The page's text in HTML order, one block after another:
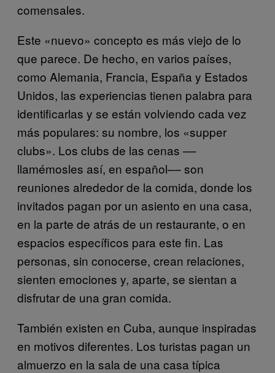
comensales.
Este «nuevo» concepto es más viejo de lo
que parece. De hecho, en varios países,
como Alemania, Francia, España y Estados
Unidos, las experiencias tienen palabra para
identificarlas y se están volviendo cada vez
más populares: su nombre, los «supper
clubs». Los clubs de las cenas ––
llamémosles así, en español­–– son
reuniones alrededor de la comida, donde los
invitados pagan por un asiento en una casa,
en la parte de atrás de un restaurante, o en
espacios específicos para este fin. Las
personas, sin conocerse, crean relaciones,
sienten emociones y, aparte, se sientan a
disfrutar de una gran comida.
También existen en Cuba, aunque inspiradas
en motivos diferentes. Los turistas pagan un
almuerzo en la sala de una casa típica